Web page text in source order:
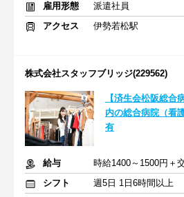
雇用形態
派遣社員
アクセス
伊勢若松駅
株式会社スタッフブリッジ(229562)
【済生会松阪総合
内の総合病院（看
有
給与
時給1400～1500円＋
シフト
週5日 1日6時間以上